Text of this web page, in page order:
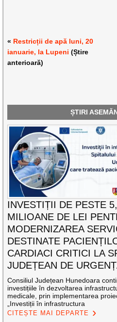
« Restricții de apă luni, 20
ianuarie, la Lupeni (Știre
anterioară)
ȘTIRI
INVESTIȚII DE PESTE
MILIOANE DE LEI
MODERNIZAREA
DESTINATE
CARDIACI CRITICI LA
JUDEȚEAN DE
Consiliul Județean Hunedoara
investițiile în dezvoltarea
medicale, prin implementarea
„Investiții în infrastructura
CITEȘTE MAI DEPARTE